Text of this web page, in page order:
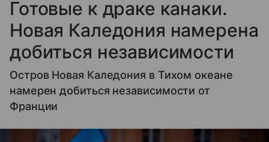
Готовые к драке канаки.
Новая Каледония намерена
добиться независимости
Остров Новая Каледония в Тихом океане
намерен добиться независимости от
Франции